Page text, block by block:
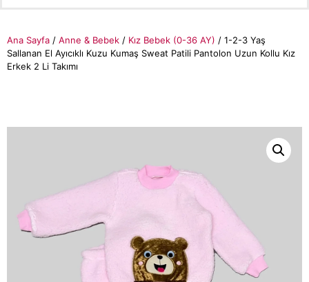
Ana Sayfa / Anne & Bebek / Kız Bebek (0-36 AY) / 1-2-3 Yaş
Sallanan El Ayıcıklı Kuzu Kumaş Sweat Patili Pantolon Uzun Kollu Kız
Erkek 2 Li Takımı